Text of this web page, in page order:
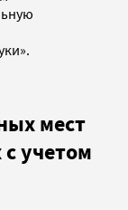
мест
учетом